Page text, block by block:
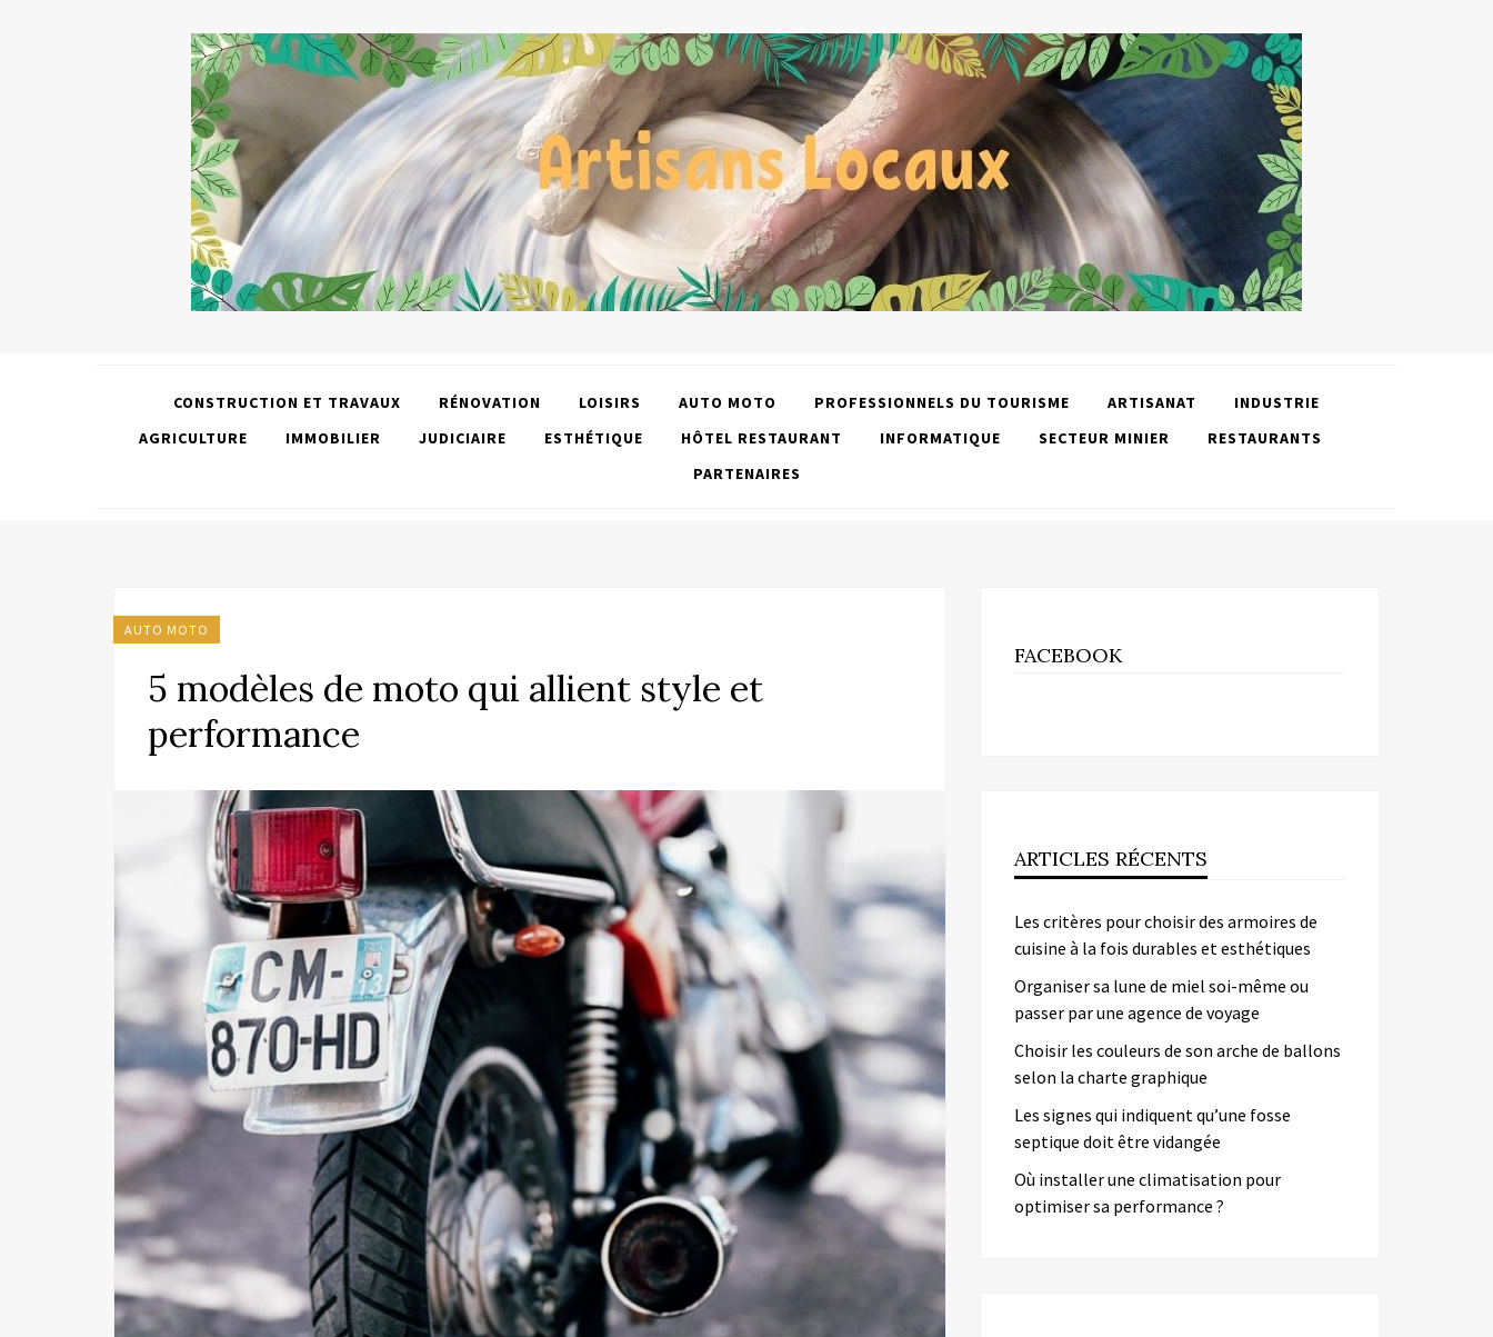
CONSTRUCTION ET TRAVAUX RÉNOVATION LOISIRS AUTO MOTO PROFESSIONNELS DU TOURISME ARTISANAT
INDUSTRIE
AGRICULTURE
IMMOBILIER JUDICIAIRE ESTHÉTIQUE HÔTEL RESTAURANT INFORMATIQUE SECTEUR MINIER
RESTAURANTS
PARTENAIRES
AUTO MOTO
5 modèles de moto qui allient style et
performance
FACEBOOK
ARTICLES RÉCENTS
Les critères pour choisir des armoires de
cuisine à la fois durables et esthétiques
Organiser sa lune de miel soi-même ou
passer par une agence de voyage
Choisir les couleurs de son arche de ballons
selon la charte graphique
Les signes qui indiquent qu’une fosse
septique doit être vidangée
Où installer une climatisation pour
optimiser sa performance ?